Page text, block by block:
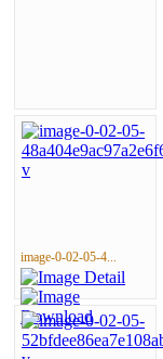
image-0-02-05-4...